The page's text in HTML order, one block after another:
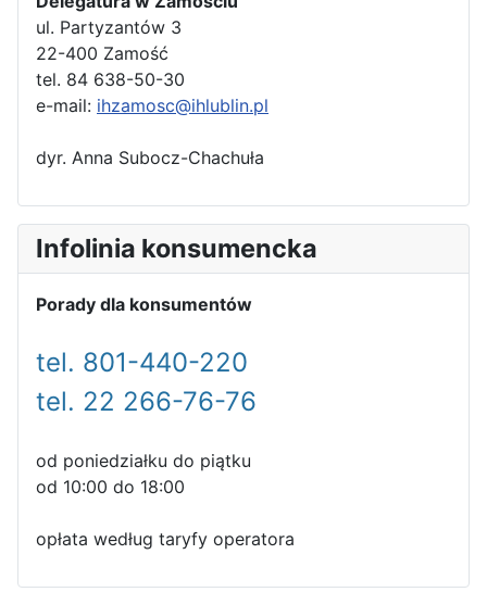
ul. Partyzantów 3
22-400 Zamość
tel. 84 638-50-30
e-mail: ihzamosc@ihlublin.pl
dyr. Anna Subocz-Chachuła
Infolinia konsumencka
Porady dla konsumentów
tel. 801-440-220
tel. 22 266-76-76
od poniedziałku do piątku
od 10:00 do 18:00
opłata według taryfy operatora